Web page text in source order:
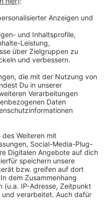
Schulen
kriegen?
für